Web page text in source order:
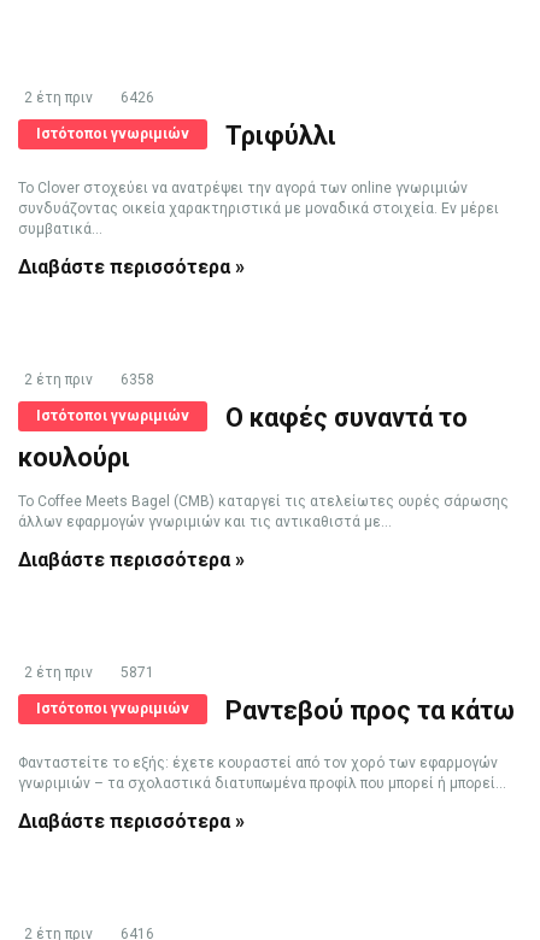
2 έτη πριν 6426
Ιστότοποι γνωριμιών Τριφύλλι
Το Clover στοχεύει να ανατρέψει την αγορά των online γνωριμιών
συνδυάζοντας οικεία χαρακτηριστικά με μοναδικά στοιχεία. Εν μέρει
συμβατικά...
Διαβάστε περισσότερα »
2 έτη πριν 6358
Ιστότοποι γνωριμιών
Ο καφές συναντά το
κουλούρι
Το Coffee Meets Bagel (CMB) καταργεί τις ατελείωτες ουρές σάρωσης
άλλων εφαρμογών γνωριμιών και τις αντικαθιστά με...
Διαβάστε περισσότερα »
2 έτη πριν 5871
Ιστότοποι γνωριμιών Ραντεβού προς τα κάτω
Φανταστείτε το εξής: έχετε κουραστεί από τον χορό των εφαρμογών
γνωριμιών – τα σχολαστικά διατυπωμένα προφίλ που μπορεί ή μπορεί...
Διαβάστε περισσότερα »
2 έτη πριν 6416